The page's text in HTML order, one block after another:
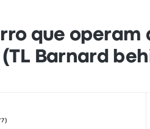
que operam
Barnard
)